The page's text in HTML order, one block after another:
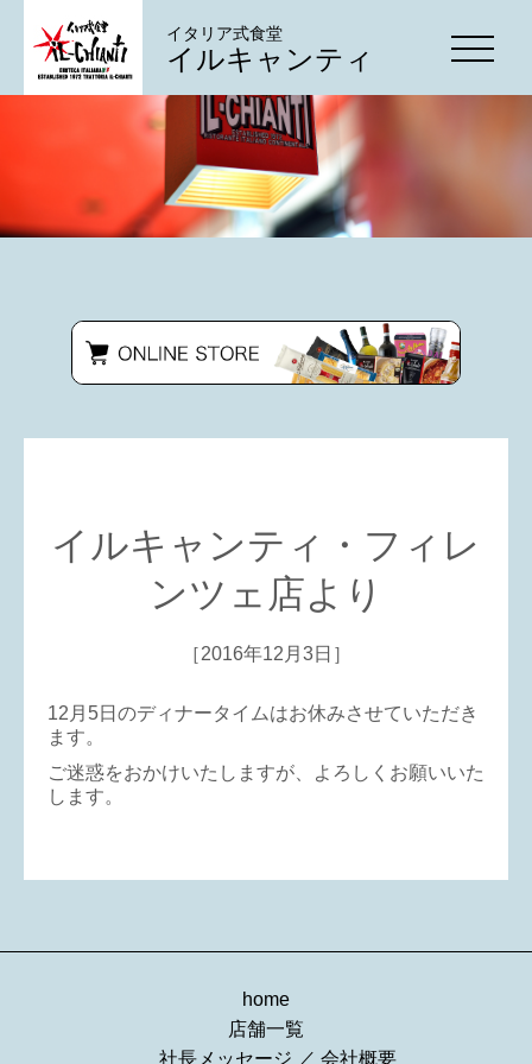
イタリア式食堂
イルキャンティ
イルキャンティ・フィレ
ンツェ店より
［2016年12月3日］
12月5日のディナータイムはお休みさせていただき
ます。
ご迷惑をおかけいたしますが、よろしくお願いいた
します。
home
店舗一覧
社長メッセージ ／ 会社概要